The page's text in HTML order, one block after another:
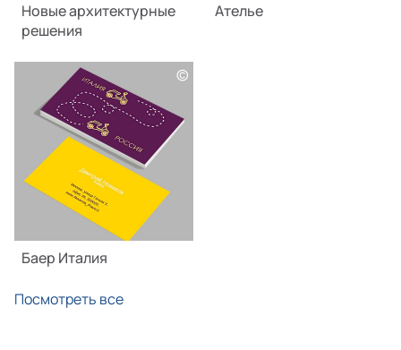
Новые архитектурные
решения
Ателье
©
Баер Италия
Посмотреть все